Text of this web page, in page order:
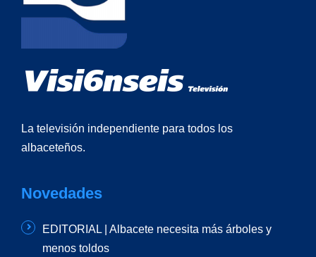
La televisión independiente para todos los
albaceteños.
Novedades
EDITORIAL | Albacete necesita más árboles y
menos toldos